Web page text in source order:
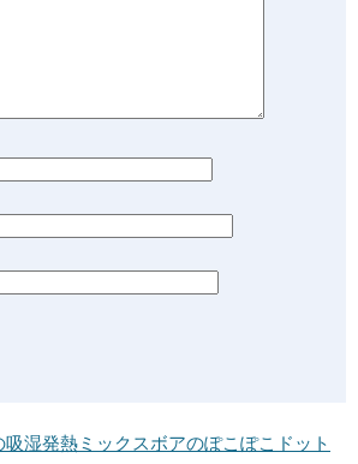
湿発熱ミックスボアのぽこぽこドット